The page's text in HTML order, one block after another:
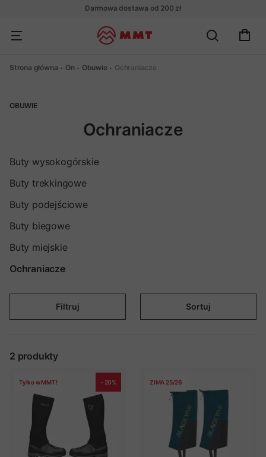
Darmowa dostawa od 200 zł
Strona główna On Obuwie Ochraniacze
OBUWIE
Ochraniacze
Buty wysokogórskie
Buty trekkingowe
Buty podejściowe
Buty biegowe
Buty miejskie
Ochraniacze
Filtruj Sortuj
2 produkty
Tylko w MMT! - 20% ZIMA 25/26